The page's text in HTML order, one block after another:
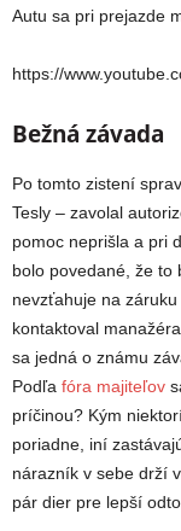
Autu sa pri prejazde
https://
Bežná závada
Po tomto zistení
Tesly – zavolal
pomoc neprišla a pri
bolo povedané, že to
nevzťahuje na
kontaktoval
sa jedná o známu
Podľa fóra majiteľov
príčinou? Kým
poriadne, iní
nárazník v sebe drží
pár dier pre lepší